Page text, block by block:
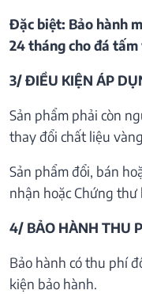
Đặc biệt: Bảo hành
24 tháng cho đá
3/ ĐIỀU KIỆN ÁP
Sản phẩm phải còn
thay đổi chất liệu
Sản phẩm đổi, bán
nhận hoặc Chứng thư
4/ BẢO HÀNH THU
Bảo hành có thu phí
kiện bảo hành.